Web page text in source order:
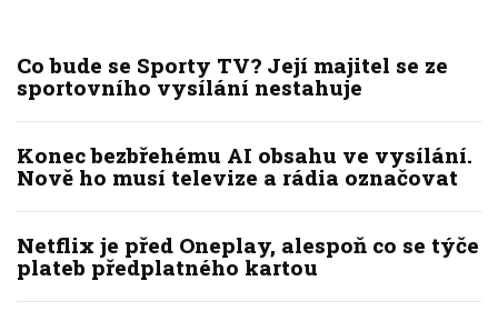
Co bude se Sporty TV? Její majitel se ze
sportovního vysílání nestahuje
Konec bezbřehému AI obsahu ve vysílání.
Nově ho musí televize a rádia označovat
Netflix je před Oneplay, alespoň co se týče
plateb předplatného kartou